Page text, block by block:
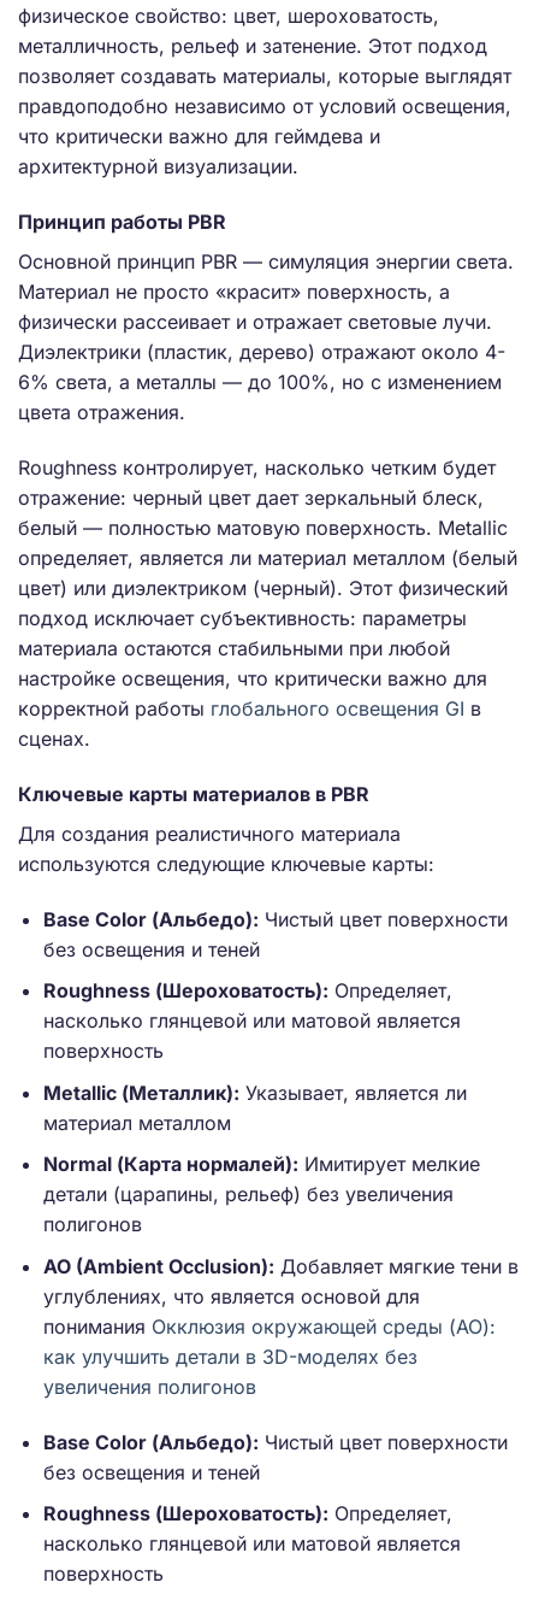
физическое свойство: цвет, шероховатость,
металличность, рельеф и затенение. Этот подход
позволяет создавать материалы, которые выглядят
правдоподобно независимо от условий освещения,
что критически важно для геймдева и
архитектурной визуализации.
Принцип работы PBR
Основной принцип PBR — симуляция энергии света.
Материал не просто «красит» поверхность, а
физически рассеивает и отражает световые лучи.
Диэлектрики (пластик, дерево) отражают около 4-
6% света, а металлы — до 100%, но с изменением
цвета отражения.
Roughness контролирует, насколько четким будет
отражение: черный цвет дает зеркальный блеск,
белый — полностью матовую поверхность. Metallic
определяет, является ли материал металлом (белый
цвет) или диэлектриком (черный). Этот физический
подход исключает субъективность: параметры
материала остаются стабильными при любой
настройке освещения, что критически важно для
корректной работы глобального освещения GI в
сценах.
Ключевые карты материалов в PBR
Для создания реалистичного материала
используются следующие ключевые карты:
Base Color (Альбедо): Чистый цвет поверхности
без освещения и теней
Roughness (Шероховатость): Определяет,
насколько глянцевой или матовой является
поверхность
Metallic (Металлик): Указывает, является ли
материал металлом
Normal (Карта нормалей): Имитирует мелкие
детали (царапины, рельеф) без увеличения
полигонов
AO (Ambient Occlusion): Добавляет мягкие тени в
углублениях, что является основой для
понимания Окклюзия окружающей среды (AO):
как улучшить детали в 3D-моделях без
увеличения полигонов
Base Color (Альбедо): Чистый цвет поверхности
без освещения и теней
Roughness (Шероховатость): Определяет,
насколько глянцевой или матовой является
поверхность